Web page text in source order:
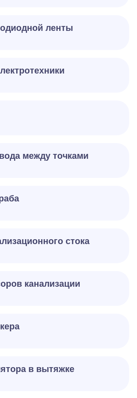
ленты
между точками
стока
канализации
в вытяжке